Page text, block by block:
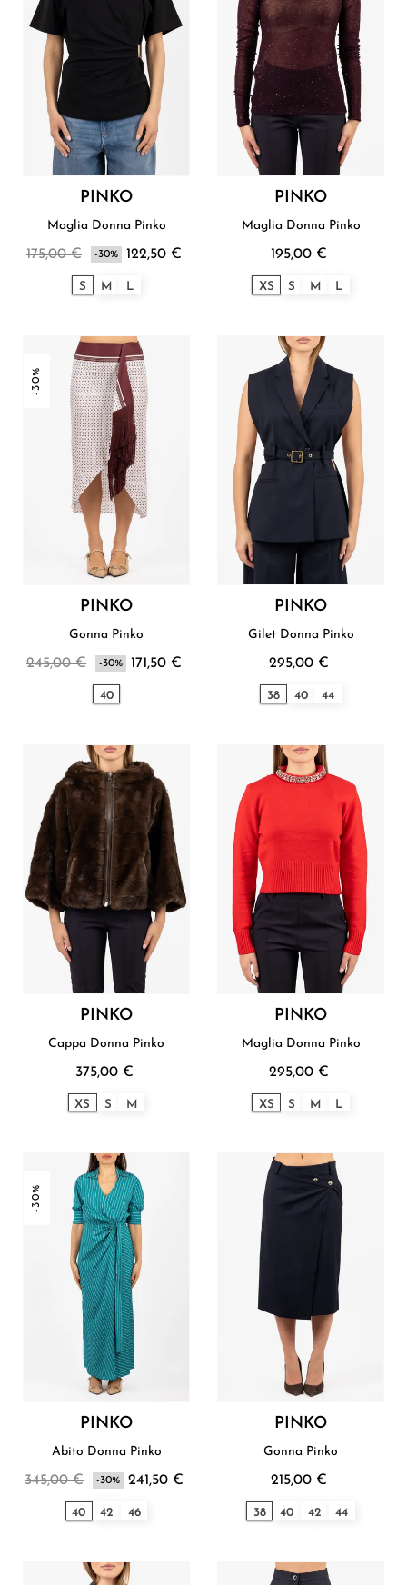
PINKO
Maglia Donna Pinko
175,00 € -30% 122,50 €
S M L
PINKO
Maglia Donna Pinko
195,00 €
XS S M L
-30%
PINKO
Gonna Pinko
245,00 € -30% 171,50 €
40
PINKO
Gilet Donna Pinko
295,00 €
38 40 44
PINKO
Cappa Donna Pinko
375,00 €
XS S M
PINKO
Maglia Donna Pinko
295,00 €
XS S M L
-30%
PINKO
Abito Donna Pinko
345,00 € -30% 241,50 €
40 42 46
PINKO
Gonna Pinko
215,00 €
38 40 42 44